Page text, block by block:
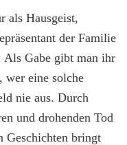
als Hausgeist,
der Familie
Als Gabe gibt man ihr
wer eine solche
nie aus. Durch
und drohenden Tod
Geschichten bringt